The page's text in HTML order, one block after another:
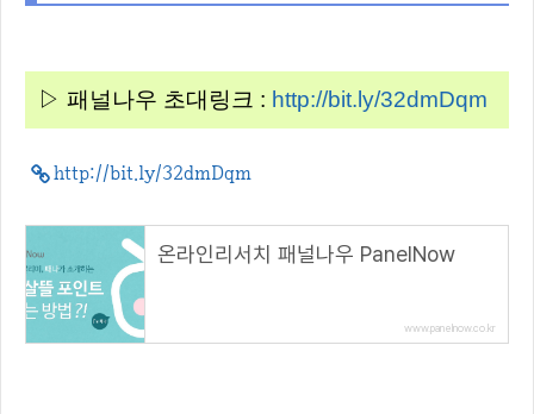
▷ 패널나우 초대링크 : http://bit.ly/32dmDqm
http://bit.ly/32dmDqm
온라인리서치 패널나우 PanelNow
www.panelnow.co.kr